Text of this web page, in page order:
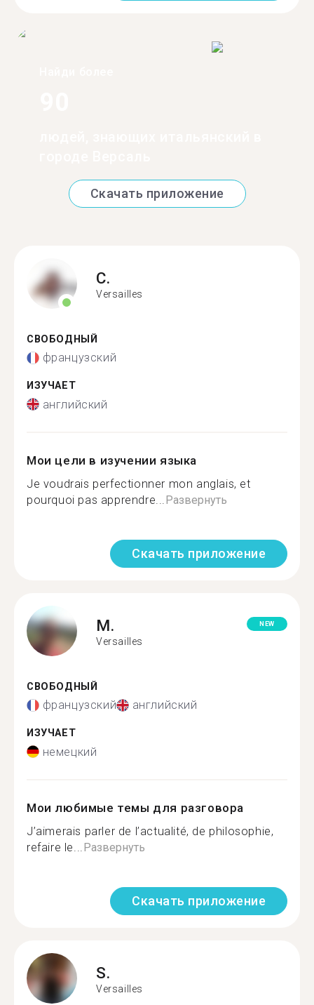
Скачать приложение
C.
Versailles
СВОБОДНЫЙ
французский
ИЗУЧАЕТ
английский
Мои цели в изучении языка
Je voudrais perfectionner mon anglais, et
pourquoi pas apprendre... Развернуть
Скачать приложение
M.
Versailles
NEW
СВОБОДНЫЙ
французский английский
ИЗУЧАЕТ
немецкий
Мои любимые темы для разговора
J’aimerais parler de l’actualité, de philosophie,
refaire le... Развернуть
Скачать приложение
S.
Versailles